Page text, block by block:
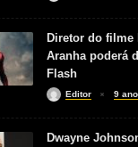
Diretor do filme
Aranha poderá
Flash
Editor 9
Dwayne